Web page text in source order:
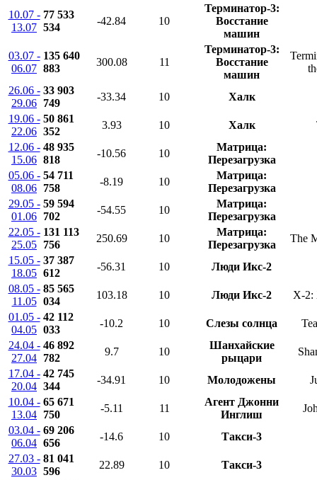
10.07 -
13.07
77 533
534
-42.84 10
Терминатор-3:
Восстание
машин
03.07 -
06.07
135 640
883
300.08 11
Терминатор-3:
Восстание
машин
26.06 -
29.06
33 903
749
-33.34 10
Халк
19.06 -
22.06
50 861
352
3.93 10 Халк
12.06 -
15.06
48 935
818
-10.56 10
Матрица:
Перезагрузка
05.06 -
08.06
54 711
758
-8.19 10
Матрица:
Перезагрузка
29.05 -
01.06
59 594
702
-54.55 10
Матрица:
Перезагрузка
22.05 -
25.05
131 113
756
250.69 10
Матрица:
Перезагрузка
The
15.05 -
18.05
37 387
612
-56.31 10
Люди Икс-2
08.05 -
11.05
85 565
034
103.18 10 Люди Икс-2
X-2:
01.05 -
04.05
42 112
033
-10.2 10 Слезы солнца
24.04 -
27.04
46 892
782
9.7 10
Шанхайские
рыцари
17.04 -
20.04
42 745
344
-34.91 10 Молодожены
10.04 -
13.04
65 671
750
-5.11 11
Агент Джонни
Инглиш
03.04 -
06.04
69 206
656
-14.6 10
Такси-3
27.03 -
30.03
81 041
596
22.89 10
Такси-3